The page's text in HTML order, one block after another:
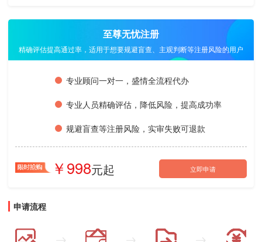
至尊无忧注册
精确评估提高通过率，适用于想要规避盲查、主观判断等注册风险的用户
专业顾问一对一，盛情全流程代办
专业人员精确评估，降低风险，提高成功率
规避盲查等注册风险，实审失败可退款
998 立即申请
申请流程